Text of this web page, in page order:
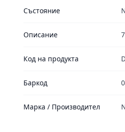
Състояние
Описание
Код на продукта
Баркод
Марка / Производител